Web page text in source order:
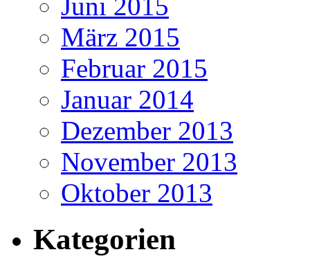
Juni 2015
März 2015
Februar 2015
Januar 2014
Dezember 2013
November 2013
Oktober 2013
Kategorien